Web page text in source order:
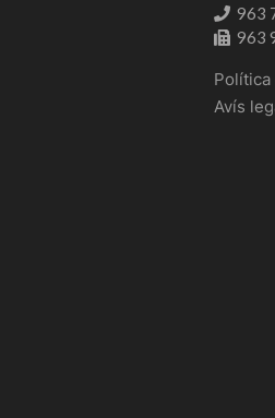
963
963
Avís